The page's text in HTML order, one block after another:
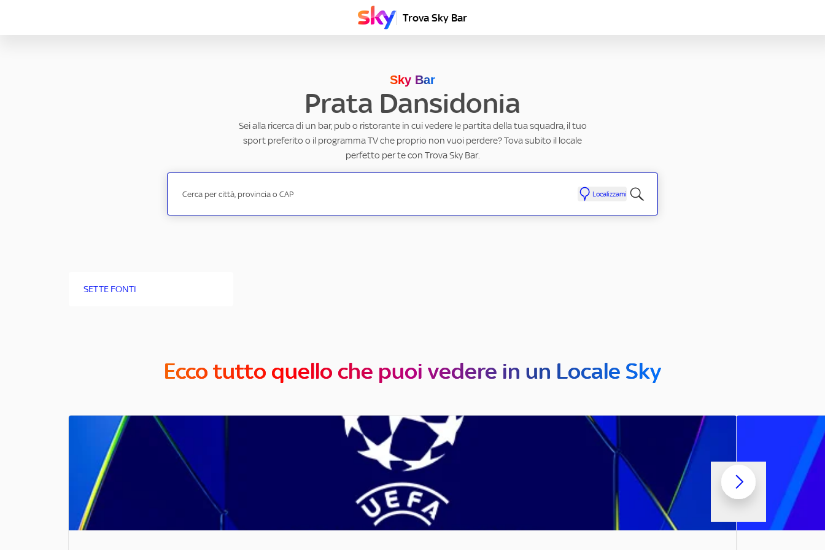
Trova Sky Bar
Sky Bar
Prata Dansidonia
Sei alla ricerca di un bar, pub o ristorante in cui vedere le partita della tua squadra, il tuo
sport preferito o il programma TV che proprio non vuoi perdere? Tova subito il locale
perfetto per te con Trova Sky Bar.
Localizzami
SETTE FONTI
Ecco tutto quello che puoi vedere in un Locale Sky